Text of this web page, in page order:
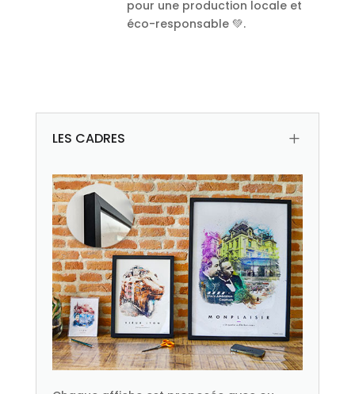
pour une production locale et
éco-responsable 💚.
LES CADRES L